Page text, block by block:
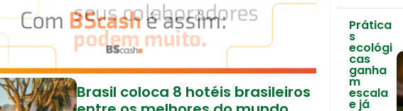
Brasil coloca 8 hotéis brasileiros
Prática
s
ecológi
cas
ganha
m
escala
e já